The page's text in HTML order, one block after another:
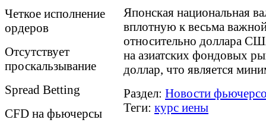
Четкое исполнение
ордеров
Отсутствует
проскальзывание
Spreаd Betting
CFD на фьючерсы
Японская национальная
вплотную к весьма
относительно доллара
на азиатских фондовых
доллар, что является
Раздел: Новости
Теги: курс иены